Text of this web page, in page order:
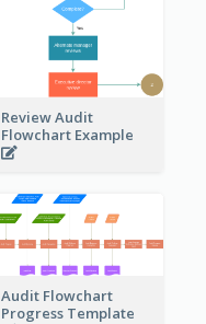
Review Audit
Flowchart Example
Audit Flowchart
Progress Template